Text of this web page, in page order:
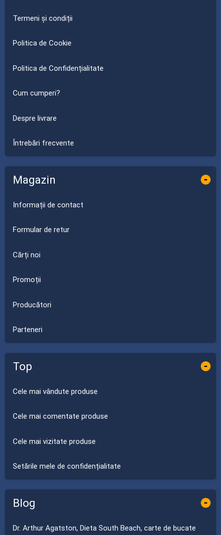
Termeni și condiții
Politica de Cookie
Politica de Confidențialitate
Cum cumperi?
Despre livrare
Întrebări frecvente
Magazin -
Informații de contact
Formular de retur
Cărți noi
Promoții
Producători
Parteneri
Top -
Cele mai vândute produse
Cele mai comentate produse
Cele mai vizitate produse
Setările mele de confidențialitate
Blog -
Dr. Arthur Agatston, Dieta South Beach, carte de bucate